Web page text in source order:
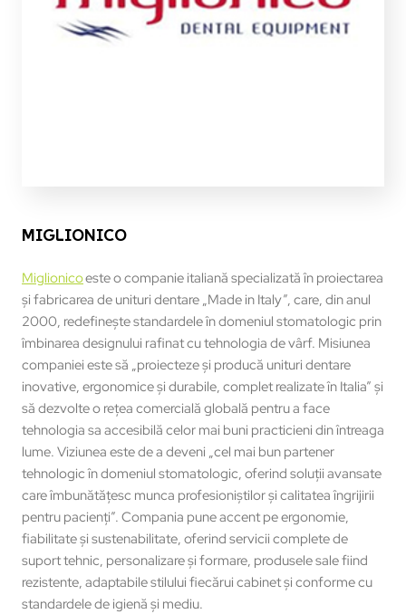
MIGLIONICO
Miglionicoeste o companie italiană specializată în proiectarea
și fabricarea de unituri dentare „Made in Italy”, care, din anul
2000, redefinește standardele în domeniul stomatologic prin
îmbinarea designului rafinat cu tehnologia de vârf. Misiunea
companiei este să „proiecteze și producă unituri dentare
inovative, ergonomice și durabile, complet realizate în Italia” și
să dezvolte o rețea comercială globală pentru a face
tehnologia sa accesibilă celor mai buni practicieni din întreaga
lume. Viziunea este de a deveni „cel mai bun partener
tehnologic în domeniul stomatologic, oferind soluții avansate
care îmbunătățesc munca profesioniștilor și calitatea îngrijirii
pentru pacienți”. Compania pune accent pe ergonomie,
fiabilitate și sustenabilitate, oferind servicii complete de
suport tehnic, personalizare și formare, produsele sale fiind
rezistente, adaptabile stilului fiecărui cabinet și conforme cu
standardele de igienă și mediu.